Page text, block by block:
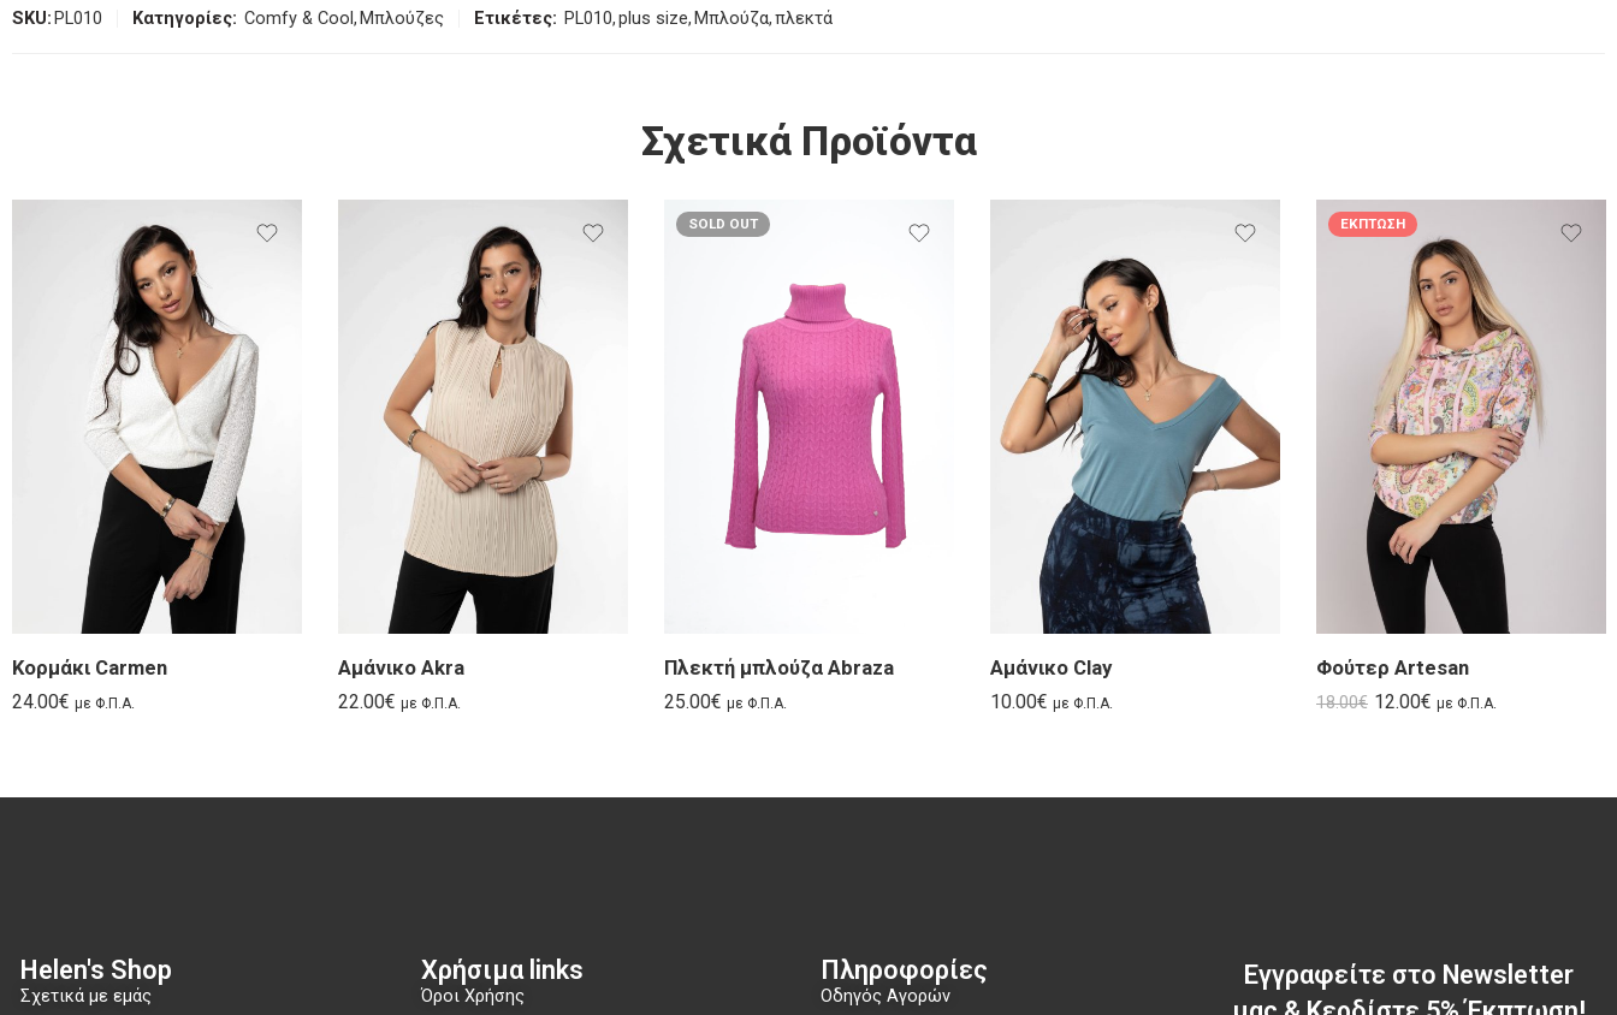
SKU: PL010 Κατηγορίες: Comfy & Cool , Μπλούζες Ετικέτες: PL010,plus size, Μπλούζα,πλεκτά
Σχετικά Προϊόντα
Κορμάκι Carmen
24.00€ με Φ.Π.Α.
Αμάνικο Akra
22.00€ με Φ.Π.Α.
SOLD OUT
Πλεκτή μπλούζα Abraza
25.00€ με Φ.Π.Α.
Αμάνικο Clay
10.00€ με Φ.Π.Α.
ΈΚΠΤΩΣΗ
Φούτερ Artesan
18.00€ 12.00€ με Φ.Π.Α.
Helen's Shop
Σχετικά με εμάς
Χρήσιμα links​
Όροι Χρήσης
Πληροφορίες
Οδηγός Αγορών
Εγγραφείτε στο Newsletter